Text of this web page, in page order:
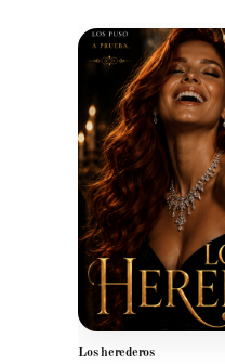
Los herederos